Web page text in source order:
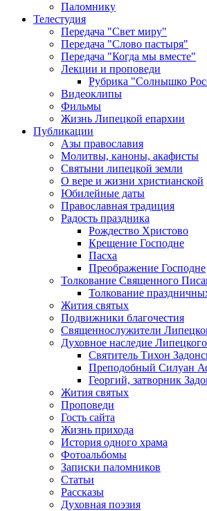
Паломнику
Телестудия
Передача "Свет миру"
Передача "Слово пастыря"
Передача "Когда мы вместе"
Лекции и проповеди
Рубрика "Солнышко
Видеоклипы
Фильмы
Жизнь Липецкой епархии
Публикации
Азы православия
Молитвы, каноны, акафисты
Святыни липецкой земли
О вере и жизни христианской
Юбилейные даты
Православная традиция
Радость праздника
Рождество Христово
Крещение Господне
Пасха
Преображение Господне
Толкование Священного
Толкование
Жития святых
Подвижники благочестия
Священнослужители
Духовное наследие
Святитель Тихон
Преподобный Силуан
Георгий, затворник
Жития святых
Проповеди
Гость сайта
Жизнь прихода
История одного храма
Фотоальбомы
Записки паломников
Статьи
Рассказы
Духовная поэзия